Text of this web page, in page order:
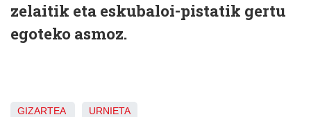
zelaitik eta eskubaloi-pistatik gertu
egoteko asmoz.
GIZARTEA URNIETA